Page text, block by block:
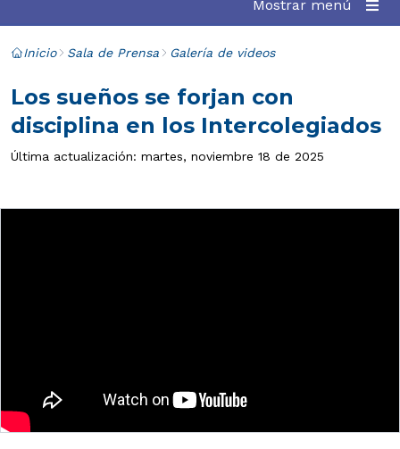
Mostrar menú
Inicio Sala de Prensa Galería de videos
Los sueños se forjan con
disciplina en los Intercolegiados
Última actualización: martes, noviembre 18 de 2025